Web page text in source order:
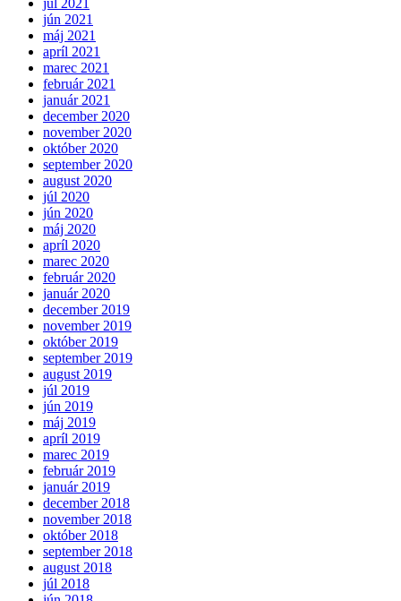
júl 2021
jún 2021
máj 2021
apríl 2021
marec 2021
február 2021
január 2021
december 2020
november 2020
október 2020
september 2020
august 2020
júl 2020
jún 2020
máj 2020
apríl 2020
marec 2020
február 2020
január 2020
december 2019
november 2019
október 2019
september 2019
august 2019
júl 2019
jún 2019
máj 2019
apríl 2019
marec 2019
február 2019
január 2019
december 2018
november 2018
október 2018
september 2018
august 2018
júl 2018